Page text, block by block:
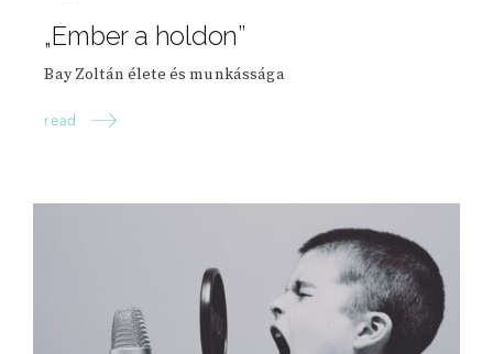
„Ember a holdon”
Bay Zoltán élete és munkássága
read